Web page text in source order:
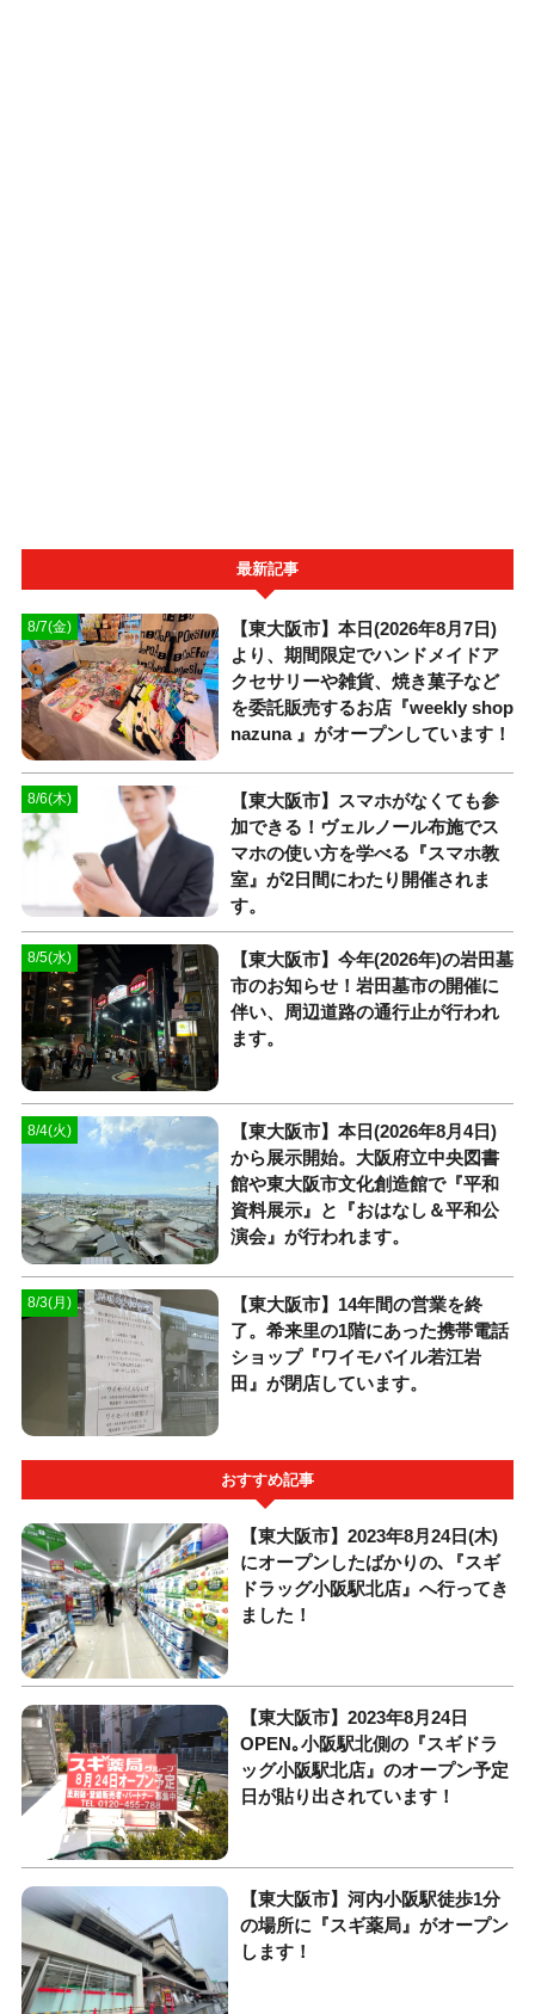
最新記事
8/7(金)
【東大阪市】本日(2026年8月7日)
より、期間限定でハンドメイドア
クセサリーや雑貨、焼き菓子など
を委託販売するお店『weekly shop
nazuna 』がオープンしています！
8/6(木)
【東大阪市】スマホがなくても参
加できる！ヴェルノール布施でス
マホの使い方を学べる『スマホ教
室』が2日間にわたり開催されま
す。
8/5(水)
【東大阪市】今年(2026年)の岩田墓
市のお知らせ！岩田墓市の開催に
伴い、周辺道路の通行止が行われ
ます。
8/4(火)
【東大阪市】本日(2026年8月4日)
から展示開始。大阪府立中央図書
館や東大阪市文化創造館で『平和
資料展示』と『おはなし＆平和公
演会』が行われます。
8/3(月)
【東大阪市】14年間の営業を終
了。希来里の1階にあった携帯電話
ショップ『ワイモバイル若江岩
田』が閉店しています。
おすすめ記事
【東大阪市】2023年8月24日(木)
にオープンしたばかりの､『スギ
ドラッグ小阪駅北店』へ行ってき
ました！
【東大阪市】2023年8月24日
OPEN｡小阪駅北側の『スギドラ
ッグ小阪駅北店』のオープン予定
日が貼り出されています！
【東大阪市】河内小阪駅徒歩1分
の場所に『スギ薬局』がオープン
します！